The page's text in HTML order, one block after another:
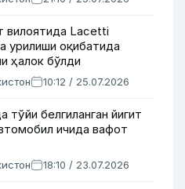
вилоятида Lacetti
урилиши оқибатида
ҳалок бўлди
10:12 / 25.07.2026
тўйи белгиланган йигит
ичида вафот
18:10 / 23.07.2026